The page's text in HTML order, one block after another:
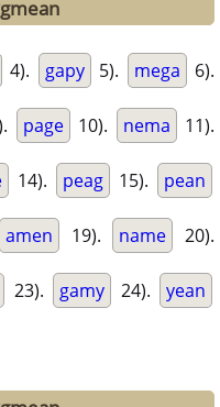
4). gapy 5). mega 6).
page 10). nema 11).
14). peag 15). pean
amen 19). name 20).
23). gamy 24). yean